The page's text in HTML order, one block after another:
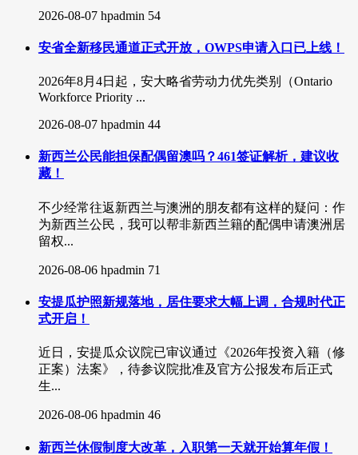
2026-08-07 hpadmin 54
安省全新移民通道正式开放，OWPS申请入口已上线！
2026年8月4日起，安大略省劳动力优先类别（Ontario
Workforce Priority ...
2026-08-07 hpadmin 44
新西兰公民能担保配偶留澳吗？461签证解析，建议收
藏！
不少经常往返新西兰与澳洲的朋友都有这样的疑问：作
为新西兰公民，我可以帮非新西兰籍的配偶申请澳洲居
留权...
2026-08-06 hpadmin 71
安提瓜护照新规落地，居住要求大幅上调，合规时代正
式开启！
近日，安提瓜众议院已审议通过《2026年投资入籍（修
正案）法案》，待参议院批准及官方公报发布后正式
生...
2026-08-06 hpadmin 46
新西兰休假制度大改革，入职第一天就开始算年假！